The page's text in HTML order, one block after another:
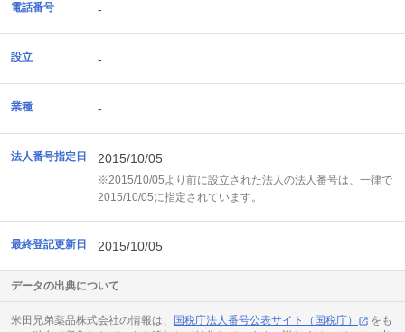
電話番号 -
設立 -
業種 -
法人番号指定日 2015/10/05
※2015/10/05より前に設立された法人の法人番号は、一律で
2015/10/05に指定されています。
最終登記更新日 2015/10/05
データの出典について
米田兄弟薬品株式会社の情報は、 国税庁法人番号公表サイト（国税庁）
をも